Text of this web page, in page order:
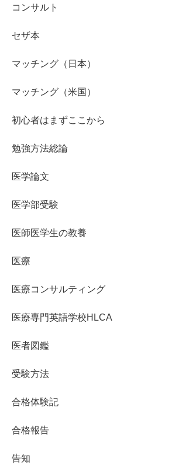
コンサルト
セザ本
マッチング（日本）
マッチング（米国）
初心者はまずここから
勉強方法総論
医学論文
医学部受験
医師医学生の教養
医療
医療コンサルティング
医療専門英語学校HLCA
医者図鑑
受験方法
合格体験記
合格報告
告知